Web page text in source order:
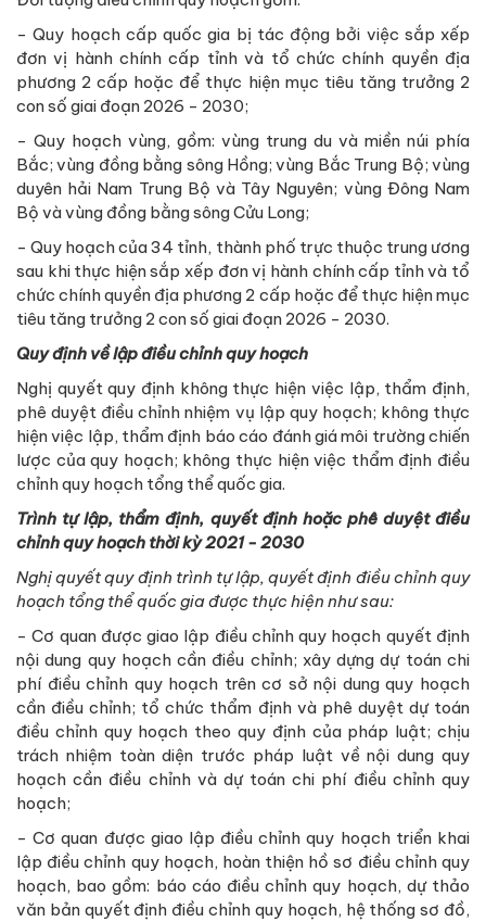
- Quy hoạch cấp quốc gia bị tác động bởi việc sắp xếp
đơn vị hành chính cấp tỉnh và tổ chức chính quyền địa
phương 2 cấp hoặc để thực hiện mục tiêu tăng trưởng 2
con số giai đoạn 2026 - 2030;
- Quy hoạch vùng, gồm: vùng trung du và miền núi phía
Bắc; vùng đồng bằng sông Hồng; vùng Bắc Trung Bộ; vùng
duyên hải Nam Trung Bộ và Tây Nguyên; vùng Đông Nam
Bộ và vùng đồng bằng sông Cửu Long;
- Quy hoạch của 34 tỉnh, thành phố trực thuộc trung ương
sau khi thực hiện sắp xếp đơn vị hành chính cấp tỉnh và tổ
chức chính quyền địa phương 2 cấp hoặc để thực hiện mục
tiêu tăng trưởng 2 con số giai đoạn 2026 - 2030.
Quy định về lập điều chỉnh quy hoạch
Nghị quyết quy định không thực hiện việc lập, thẩm định,
phê duyệt điều chỉnh nhiệm vụ lập quy hoạch; không thực
hiện việc lập, thẩm định báo cáo đánh giá môi trường chiến
lược của quy hoạch; không thực hiện việc thẩm định điều
chỉnh quy hoạch tổng thể quốc gia.
Trình tự lập, thẩm định, quyết định hoặc phê duyệt điều
chỉnh quy hoạch thời kỳ 2021 - 2030
Nghị quyết quy định trình tự lập, quyết định điều chỉnh quy
hoạch tổng thể quốc gia được thực hiện như sau:
- Cơ quan được giao lập điều chỉnh quy hoạch quyết định
nội dung quy hoạch cần điều chỉnh; xây dựng dự toán chi
phí điều chỉnh quy hoạch trên cơ sở nội dung quy hoạch
cần điều chỉnh; tổ chức thẩm định và phê duyệt dự toán
điều chỉnh quy hoạch theo quy định của pháp luật; chịu
trách nhiệm toàn diện trước pháp luật về nội dung quy
hoạch cần điều chỉnh và dự toán chi phí điều chỉnh quy
hoạch;
- Cơ quan được giao lập điều chỉnh quy hoạch triển khai
lập điều chỉnh quy hoạch, hoàn thiện hồ sơ điều chỉnh quy
hoạch, bao gồm: báo cáo điều chỉnh quy hoạch, dự thảo
văn bản quyết định điều chỉnh quy hoạch, hệ thống sơ đồ,